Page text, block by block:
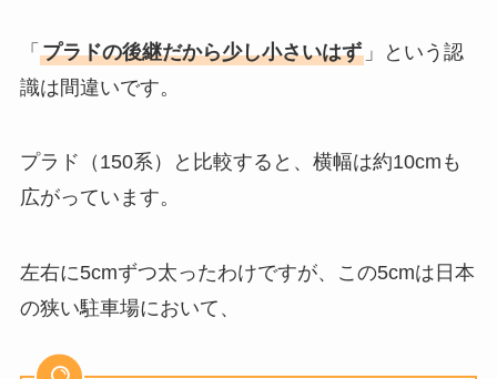
「 プラドの後継だから少し小さいはず」という認
識は間違いです。
プラド（150系）と比較すると、横幅は約10cmも
広がっています。
左右に5cmずつ太ったわけですが、この5cmは日本
の狭い駐車場において、